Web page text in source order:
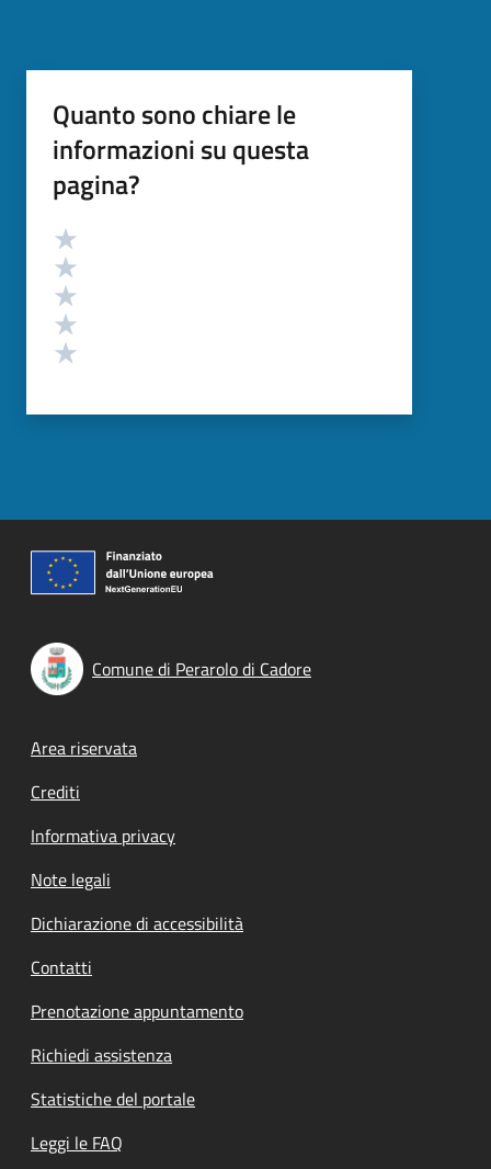
Quanto sono chiare le
informazioni su questa
pagina?
Valutazione
Comune di Perarolo di Cadore
Footer menu
Area riservata
Crediti
Informativa privacy
Note legali
Dichiarazione di accessibilità
Contatti
Prenotazione appuntamento
Richiedi assistenza
Statistiche del portale
Leggi le FAQ